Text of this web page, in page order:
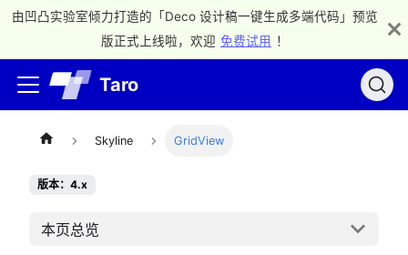
由凹凸实验室倾力打造的「Deco 设计稿一键生成多端代码」预览
版正式上线啦，欢迎 免费试用 ！
Taro
Skyline GridView
版本：4.x
本页总览